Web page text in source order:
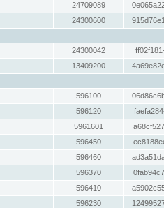
24709089
24300600
24300042
13409200
596100
596120
5961601
596450
596460
596370
596410
596230